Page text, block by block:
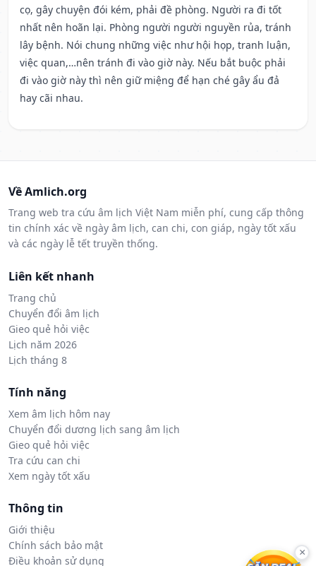
cọ, gây chuyện đói kém, phải đề phòng. Người ra đi tốt
nhất nên hoãn lại. Phòng người người nguyền rủa, tránh
lây bệnh. Nói chung những việc như hội họp, tranh luận,
việc quan,…nên tránh đi vào giờ này. Nếu bắt buộc phải
đi vào giờ này thì nên giữ miệng để hạn ché gây ẩu đả
hay cãi nhau.
Về Amlich.org
Trang web tra cứu âm lịch Việt Nam miễn phí, cung cấp thông
tin chính xác về ngày âm lịch, can chi, con giáp, ngày tốt xấu
và các ngày lễ tết truyền thống.
Liên kết nhanh
Trang chủ
Chuyển đổi âm lịch
Gieo quẻ hỏi việc
Lịch năm 2026
Lịch tháng 8
Tính năng
Xem âm lịch hôm nay
Chuyển đổi dương lịch sang âm lịch
Gieo quẻ hỏi việc
Tra cứu can chi
Xem ngày tốt xấu
Thông tin
Giới thiệu
Chính sách bảo mật
Điều khoản sử dụng
×